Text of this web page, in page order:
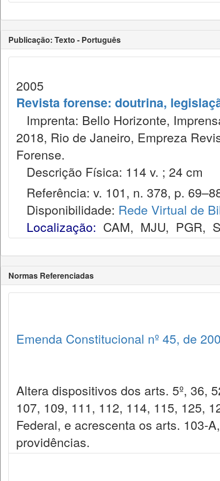
Publicação: Texto - Português
2005
Revista forense: doutrina,
Imprenta: Bello Horizonte,
2018, Rio de Janeiro, Empreza
Forense.
Descrição Física: 114 v. ; 24 cm
Referência: v. 101, n. 378, p.
Disponibilidade: Rede Virtual de
Localização: CAM, MJU, PGR,
Normas Referenciadas
Emenda Constitucional nº 45, de
Altera dispositivos dos arts. 5º, 36,
107, 109, 111, 112, 114, 115, 125,
Federal, e acrescenta os arts. 103-
providências.